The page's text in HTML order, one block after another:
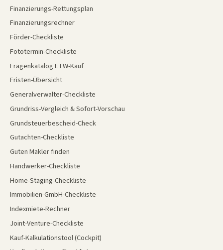
Finanzierungs-Rettungsplan
Finanzierungsrechner
Förder-Checkliste
Fototermin-Checkliste
Fragenkatalog ETW-Kauf
Fristen-Übersicht
Generalverwalter-Checkliste
Grundriss-Vergleich & Sofort-Vorschau
Grundsteuerbescheid-Check
Gutachten-Checkliste
Guten Makler finden
Handwerker-Checkliste
Home-Staging-Checkliste
Immobilien-GmbH-Checkliste
Indexmiete-Rechner
Joint-Venture-Checkliste
Kauf-Kalkulationstool (Cockpit)